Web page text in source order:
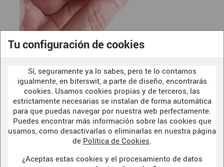
Tu configuración de cookies
Sí, seguramente ya lo sabes, pero te lo contamos
igualmente, en biterswit, a parte de diseño, encontrarás
cookies. Usamos cookies propias y de terceros, las
estrictamente necesarias se instalan de forma automática
para que puedas navegar por nuestra web perfectamente.
Puedes encontrar más información sobre las cookies que
usamos, como desactivarlas o eliminarlas en nuestra página
de Política de Cookies.
¿Aceptas estas cookies y el procesamiento de datos
Sello para arcilla "Monograma en
Relieve"